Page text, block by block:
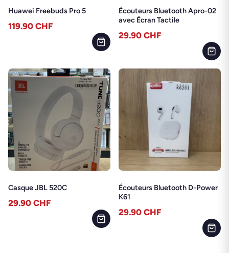
Huawei Freebuds Pro 5
119.90 CHF
Écouteurs Bluetooth Apro-02
avec Écran Tactile
29.90 CHF
Casque JBL 520C
29.90 CHF
Écouteurs Bluetooth D-Power
K61
29.90 CHF